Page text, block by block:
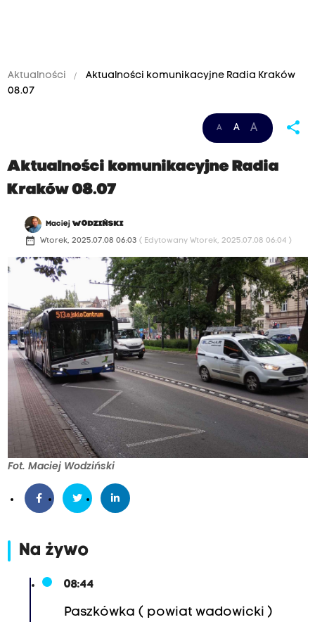
Aktualności
Aktualności komunikacyjne Radia Kraków
08.07
A A A share
Aktualności komunikacyjne Radia
Kraków 08.07
MaciejWODZIŃSKI
date_range Wtorek, 2025.07.08 06:03 ( Edytowany Wtorek, 2025.07.08 06:04 )
Fot. Maciej Wodziński
Na żywo
08:44
Paszkówka ( powiat wadowicki )